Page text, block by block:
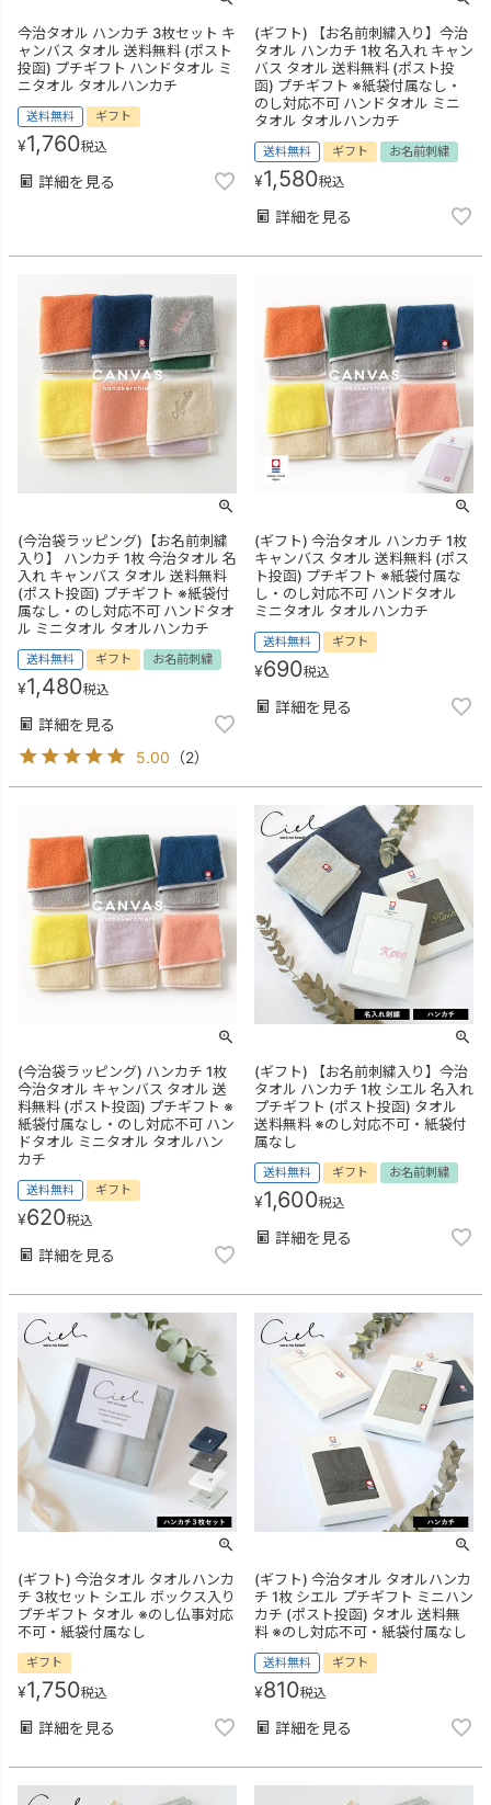
今治タオル ハンカチ 3枚セット キ
ャンバス タオル 送料無料 (ポスト
投函) プチギフト ハンドタオル ミ
ニタオル タオルハンカチ
送料無料 ギフト
¥1,760税込
詳細を見る
(ギフト) 【お名前刺繍入り】今治
タオル ハンカチ 1枚 名入れ キャン
バス タオル 送料無料 (ポスト投
函) プチギフト ※紙袋付属なし・
のし対応不可 ハンドタオル ミニ
タオル タオルハンカチ
送料無料 ギフト お名前刺繍
¥1,580税込
詳細を見る
(今治袋ラッピング)【お名前刺繍
入り】 ハンカチ 1枚 今治タオル 名
入れ キャンバス タオル 送料無料
(ポスト投函) プチギフト ※紙袋付
属なし・のし対応不可 ハンドタオ
ル ミニタオル タオルハンカチ
送料無料 ギフト お名前刺繍
¥1,480税込
詳細を見る
5.00 （2）
(ギフト) 今治タオル ハンカチ 1枚
キャンバス タオル 送料無料 (ポス
ト投函) プチギフト ※紙袋付属な
し・のし対応不可 ハンドタオル
ミニタオル タオルハンカチ
送料無料 ギフト
¥690税込
詳細を見る
(今治袋ラッピング) ハンカチ 1枚
今治タオル キャンバス タオル 送
料無料 (ポスト投函) プチギフト ※
紙袋付属なし・のし対応不可 ハン
ドタオル ミニタオル タオルハン
カチ
送料無料 ギフト
¥620税込
詳細を見る
(ギフト) 【お名前刺繍入り】今治
タオル ハンカチ 1枚 シエル 名入れ
プチギフト (ポスト投函) タオル
送料無料 ※のし対応不可・紙袋付
属なし
送料無料 ギフト お名前刺繍
¥1,600税込
詳細を見る
(ギフト) 今治タオル タオルハンカ
チ 3枚セット シエル ボックス入り
プチギフト タオル ※のし仏事対応
不可・紙袋付属なし
ギフト
¥1,750税込
詳細を見る
(ギフト) 今治タオル タオルハンカ
チ 1枚 シエル プチギフト ミニハン
カチ (ポスト投函) タオル 送料無
料 ※のし対応不可・紙袋付属なし
送料無料 ギフト
¥810税込
詳細を見る